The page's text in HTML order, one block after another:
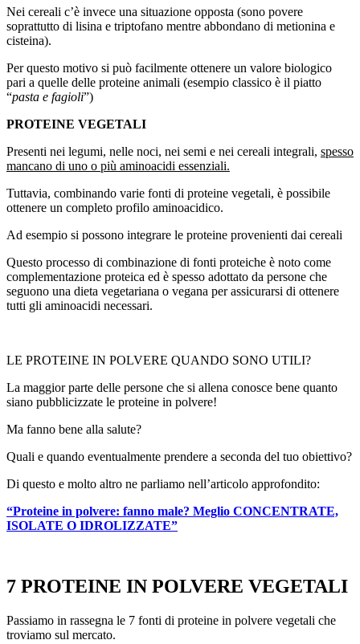
Nei cereali c’è invece una situazione opposta (sono povere
soprattutto di lisina e triptofano mentre abbondano di metionina e
cisteina).
Per questo motivo si può facilmente ottenere un valore biologico
pari a quelle delle proteine animali (esempio classico è il piatto
“pasta e fagioli”)
PROTEINE VEGETALI
Presenti nei legumi, nelle noci, nei semi e nei cereali integrali, spesso
mancano di uno o più aminoacidi essenziali.
Tuttavia, combinando varie fonti di proteine vegetali, è possibile
ottenere un completo profilo aminoacidico.
Ad esempio si possono integrare le proteine provenienti dai cereali
Questo processo di combinazione di fonti proteiche è noto come
complementazione proteica ed è spesso adottato da persone che
seguono una dieta vegetariana o vegana per assicurarsi di ottenere
tutti gli aminoacidi necessari.
LE PROTEINE IN POLVERE QUANDO SONO UTILI?
La maggior parte delle persone che si allena conosce bene quanto
siano pubblicizzate le proteine in polvere!
Ma fanno bene alla salute?
Quali e quando eventualmente prendere a seconda del tuo obiettivo?
Di questo e molto altro ne parliamo nell’articolo approfondito:
“Proteine in polvere: fanno male? Meglio CONCENTRATE,
ISOLATE O IDROLIZZATE”
7 PROTEINE IN POLVERE VEGETALI
Passiamo in rassegna le 7 fonti di proteine in polvere vegetali che
troviamo sul mercato.